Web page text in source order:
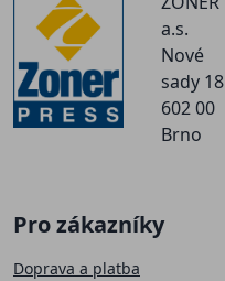
a.s.
Nové
sady 18
602 00
Brno
Pro zákazníky
Doprava a platba